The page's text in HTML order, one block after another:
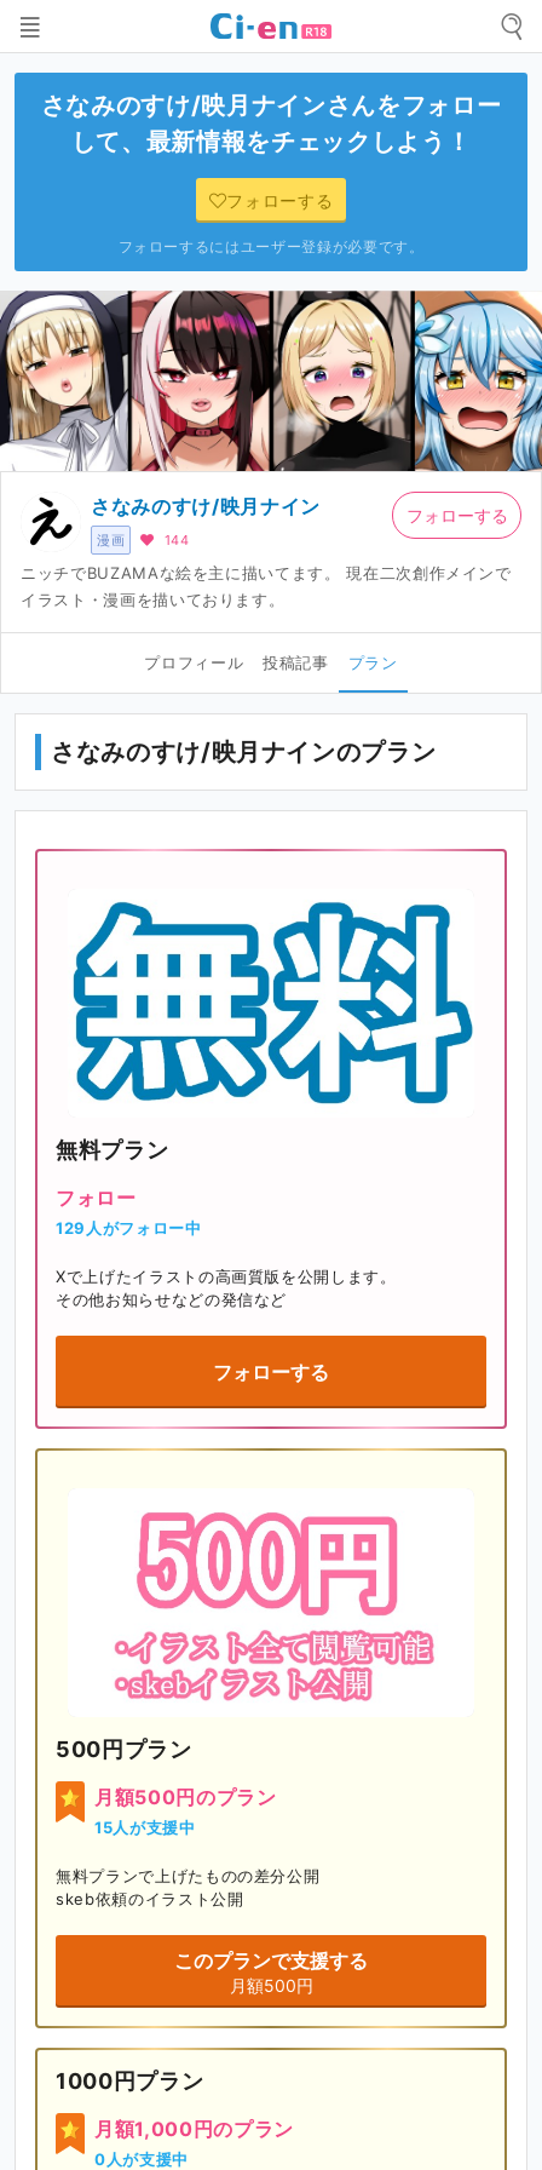
さなみのすけ/映月ナインさんをフォロー
して、最新情報をチェックしよう！
フォローする
フォローするにはユーザー登録が必要です。
漫画
さなみのすけ/映月ナイン
144
ニッチでBUZAMAな絵を主に描いてます。 現在二次創作メインで
イラスト・漫画を描いております。
フォローする
プロフィール 投稿記事 プラン
さなみのすけ/映月ナインのプラン
無料プラン
フォロー
129人がフォロー中
Xで上げたイラストの高画質版を公開します。
その他お知らせなどの発信など
フォローする
500円プラン
月額500円のプラン
15人が支援中
無料プランで上げたものの差分公開
skeb依頼のイラスト公開
このプランで支援する
月額500円
1000円プラン
月額1,000円のプラン
0人が支援中